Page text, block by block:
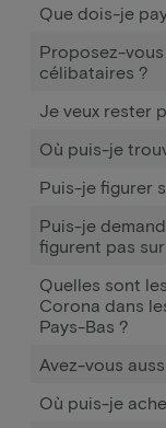
Que dois-je
Proposez-
célibataires ?
Je veux rester
Où puis-je
Puis-je figurer
Puis-je
figurent pas
Quelles sont
Corona dans
Pays-Bas ?
Avez-vous
Où puis-je